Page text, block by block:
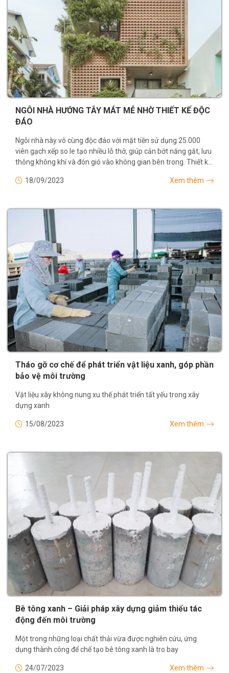
NGÔI NHÀ HƯỚNG TÂY MÁT MẺ NHỜ THIẾT KẾ ĐỘC
ĐÁO
Ngôi nhà này vô cùng độc đáo với mặt tiền sử dụng 25.000
viên gạch xếp so le tạo nhiều lỗ thở, giúp cản bớt nắng gắt, lưu
thông không khí và đón gió vào không gian bên trong. Thiết kế
18/09/2023
Xem thêm
Tháo gỡ cơ chế để phát triển vật liệu xanh, góp phần
bảo vệ môi trường
Vật liệu xây không nung xu thế phát triển tất yếu trong xây
dựng xanh
15/08/2023 Xem thêm
Bê tông xanh – Giải pháp xây dựng giảm thiểu tác
động đến môi trường
Một trong những loại chất thải vừa được nghiên cứu, ứng
dụng thành công để chế tạo bê tông xanh là tro bay
24/07/2023 Xem thêm